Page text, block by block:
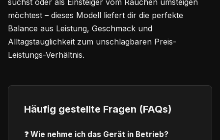
suchst oder als Einsteiger vom Rauchen umsteigen
möchtest – dieses Modell liefert dir die perfekte
Balance aus Leistung, Geschmack und
Alltagstauglichkeit zum unschlagbaren Preis-
Leistungs-Verhältnis.
Häufig gestellte Fragen (FAQs)
❓ Wie nehme ich das Gerät in Betrieb?